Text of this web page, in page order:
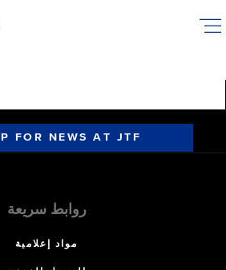
FOR NEWS AT JTF
روابط سريعة
مواد إعلامية